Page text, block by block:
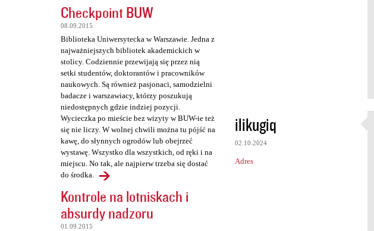
Checkpoint BUW
08.09.2015
Biblioteka Uniwersytecka w Warszawie. Jedna z
najważniejszych bibliotek akademickich w
stolicy. Codziennie przewijają się przez nią
setki studentów, doktorantów i pracowników
naukowych. Są również pasjonaci, samodzielni
badacze i warszawiacy, którzy poszukują
niedostępnych gdzie indziej pozycji.
Wycieczka po mieście bez wizyty w BUW-ie też
się nie liczy. W wolnej chwili można tu pójść na
kawę, do słynnych ogrodów lub obejrzeć
wystawę. Wszystko dla wszystkich, od ręki i na
miejscu. No tak, ale najpierw trzeba się dostać
do środka.
Kontrole na lotniskach i
absurdy nadzoru
01.09.2015
ilikugiq
02.10.2024
Adres